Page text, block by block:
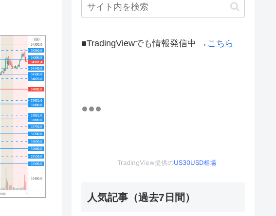
■TradingViewでも情報発信中 → こちら
TradingView提供のUS30USD相場
人気記事（過去7日間）